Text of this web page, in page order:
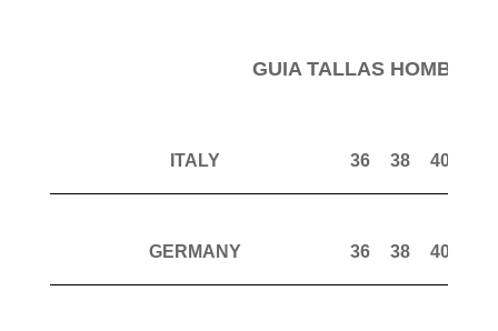
GUIA TALLAS HOMBRE
ITALY 36 38 40
GERMANY 36 38 40